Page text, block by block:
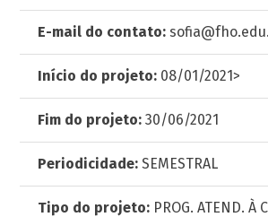
E-mail do contato:
Início do projeto: 08/01/2021>
Fim do projeto: 30/06/2021
Periodicidade: SEMESTRAL
Tipo do projeto: PROG. ATEND. À